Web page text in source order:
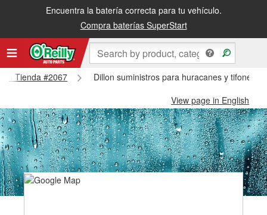
Encuentra la batería correcta para tu vehículo.
Compra baterías SuperStart
Tienda #2067
Dillon suministros para huracanes y tifones -
View page in English